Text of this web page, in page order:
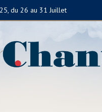
du 26 au 31 Juillet